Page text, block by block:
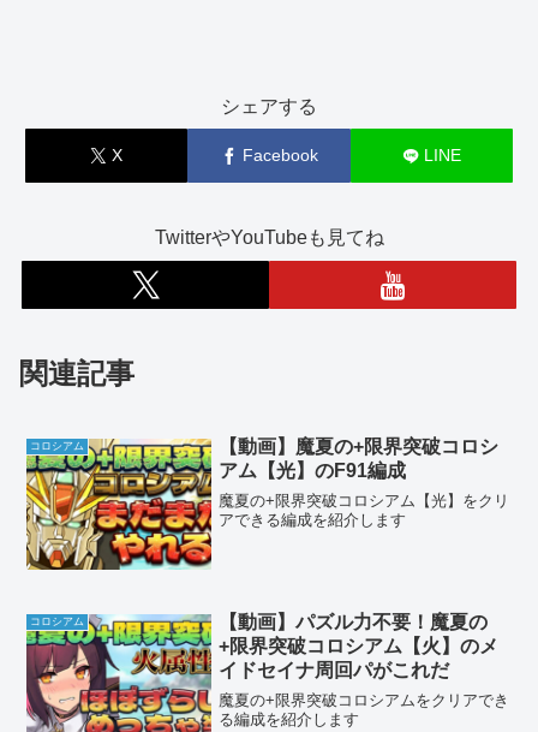
シェアする
X Facebook LINE
TwitterやYouTubeも見てね
関連記事
コロシアム
【動画】魔夏の+限界突破コロシ
アム【光】のF91編成
魔夏の+限界突破コロシアム【光】をクリ
アできる編成を紹介します
コロシアム
【動画】パズル力不要！魔夏の
+限界突破コロシアム【火】のメ
イドセイナ周回パがこれだ
魔夏の+限界突破コロシアムをクリアでき
る編成を紹介します